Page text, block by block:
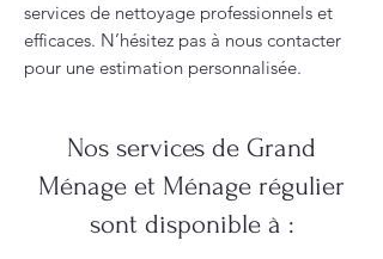
services de nettoyage professionnels et
efficaces. N’hésitez pas à nous contacter
pour une estimation personnalisée.
Nos services de Grand
Ménage et Ménage régulier
sont disponible à :